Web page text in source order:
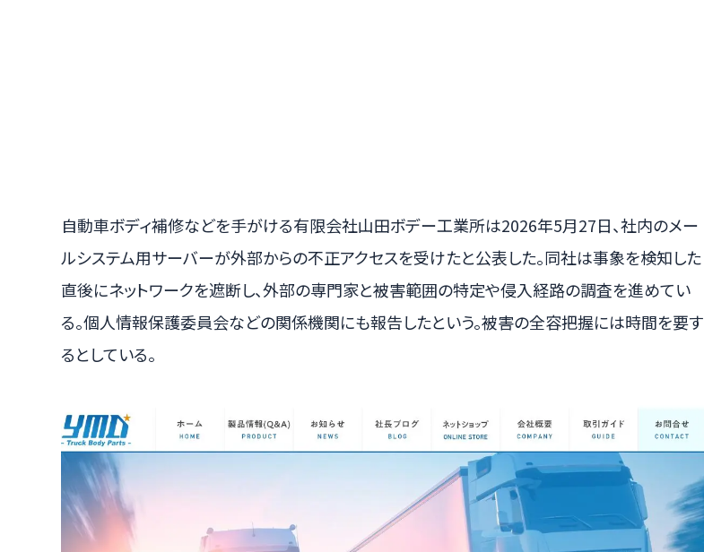
自動車ボディ補修などを手がける有限会社山田ボデー工業所は2026年5月27日、社内のメー
ルシステム用サーバーが外部からの不正アクセスを受けたと公表した。同社は事象を検知した
直後にネットワークを遮断し、外部の専門家と被害範囲の特定や侵入経路の調査を進めてい
る。個人情報保護委員会などの関係機関にも報告したという。被害の全容把握には時間を要す
るとしている。